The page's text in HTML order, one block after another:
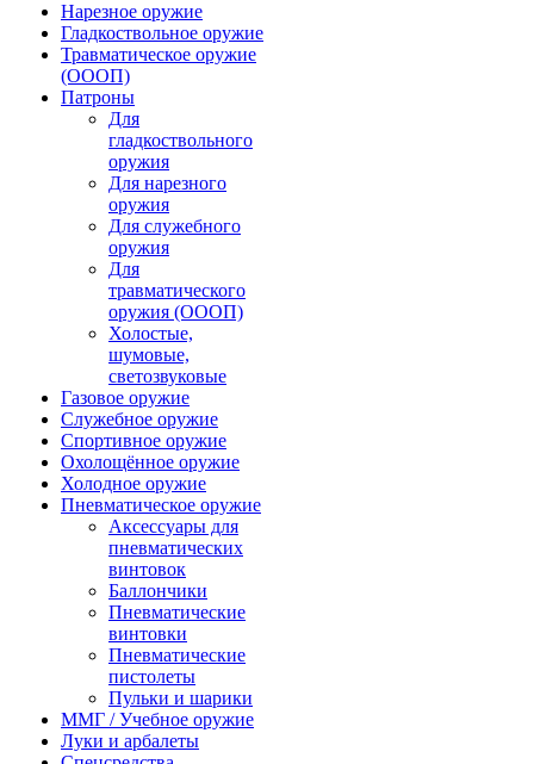
Нарезное оружие
Гладкоствольное оружие
Травматическое оружие
(ОООП)
Патроны
Для
гладкоствольного
оружия
Для нарезного
оружия
Для служебного
оружия
Для
травматического
оружия (ОООП)
Холостые,
шумовые,
светозвуковые
Газовое оружие
Служебное оружие
Спортивное оружие
Охолощённое оружие
Холодное оружие
Пневматическое оружие
Аксессуары для
пневматических
винтовок
Баллончики
Пневматические
винтовки
Пневматические
пистолеты
Пульки и шарики
ММГ / Учебное оружие
Луки и арбалеты